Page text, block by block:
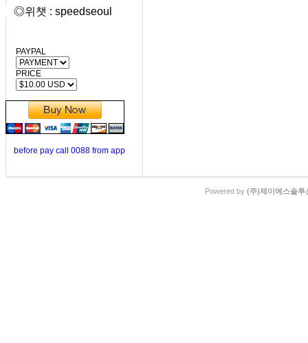
◎위챗 : speedseoul
PAYPAL
PRICE
before pay call 0088 from app
Powered by (주)제이에스솔루